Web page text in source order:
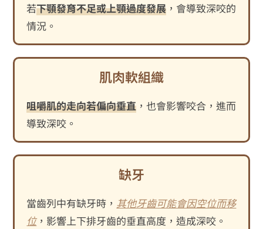
若下顎發育不足或上顎過度發展 ，會導致深咬的
情況。
肌肉軟組織
咀嚼肌的走向若偏向垂直 ，也會影響咬合，進而
導致深咬。
缺牙
當齒列中有缺牙時， 其他牙齒可能會因空位而移
位，影響上下排牙齒的垂直高度，造成深咬。